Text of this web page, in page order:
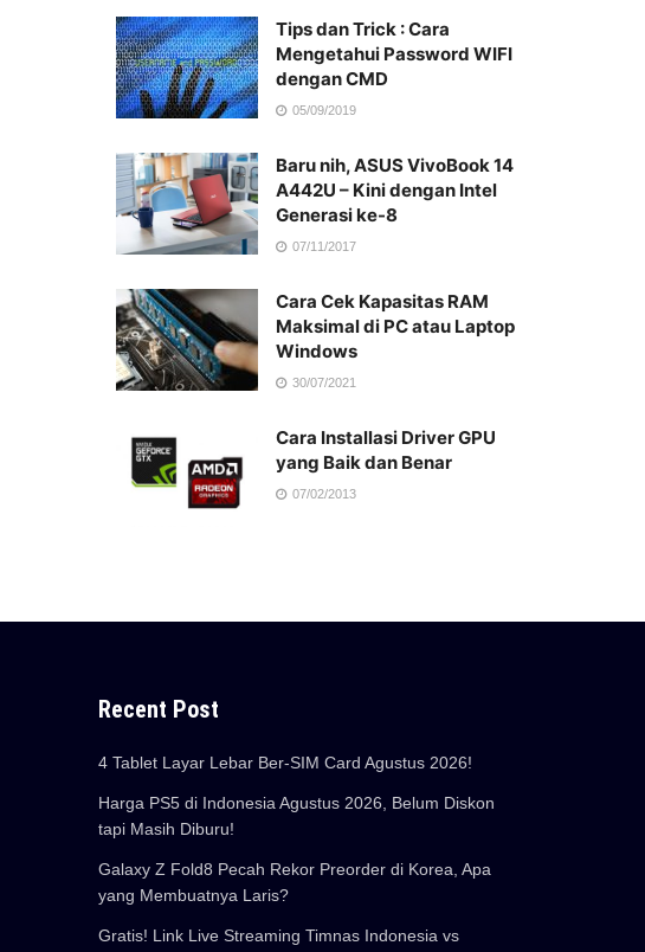
Tips dan Trick : Cara
Mengetahui Password WIFI
dengan CMD
05/09/2019
Baru nih, ASUS VivoBook 14
A442U – Kini dengan Intel
Generasi ke-8
07/11/2017
Cara Cek Kapasitas RAM
Maksimal di PC atau Laptop
Windows
30/07/2021
Cara Installasi Driver GPU
yang Baik dan Benar
07/02/2013
Recent Post
4 Tablet Layar Lebar Ber-SIM Card Agustus 2026!
Harga PS5 di Indonesia Agustus 2026, Belum Diskon
tapi Masih Diburu!
Galaxy Z Fold8 Pecah Rekor Preorder di Korea, Apa
yang Membuatnya Laris?
Gratis! Link Live Streaming Timnas Indonesia vs